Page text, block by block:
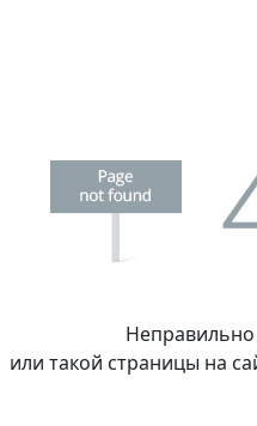
или такой страницы на